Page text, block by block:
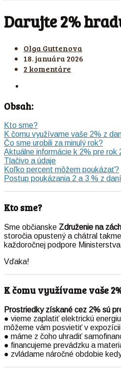
Darujte 2%
Olga Guttenova
18. januára 2026
2 komentáre
Obsah:
Kto sme?
K čomu využívame vaše 2% z
Čo sme urobili za minulý rok?
Aktuálne informácie k 2% pre rok
Tlačivo a údaje
Koľko percent môžem poukázať?
Postup poukázania 2 a 3 % z daní
Kto sme?
Sme občianske Združenie na
storočia opustený a chátral
každoročnej podpore
Vďaka!
K čomu využívame vaše
Prostriedky získané cez 2% sú
● vieme zaplatiť elektrickú
môžeme vám posvietiť v
● máme z čoho uhradiť
● financujeme prevádzku a
● zvládame náročné obdobie